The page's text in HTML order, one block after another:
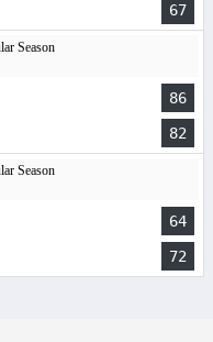
67
Season
86
82
Season
64
72